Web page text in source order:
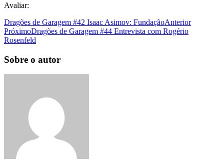
Avaliar:
Dragões de Garagem #42 Isaac Asimov: FundaçãoAnterior
PróximoDragões de Garagem #44 Entrevista com Rogério
Rosenfeld
Sobre o autor